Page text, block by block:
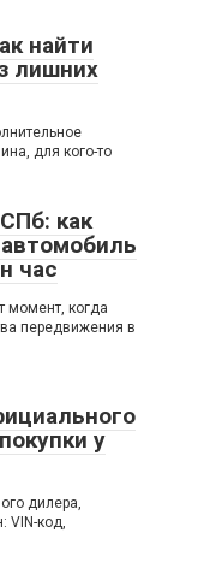
найти
лишних
для кого-то
как
час
момент, когда
передвижения в
у
дилера,
VIN-код,